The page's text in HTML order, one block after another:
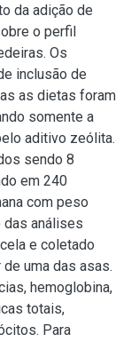
da adição de
o perfil
Os
inclusão de
as dietas foram
somente a
aditivo zeólita.
sendo 8
em 240
com peso
das análises
e coletado
uma das asas.
hemoglobina,
totais,
Para